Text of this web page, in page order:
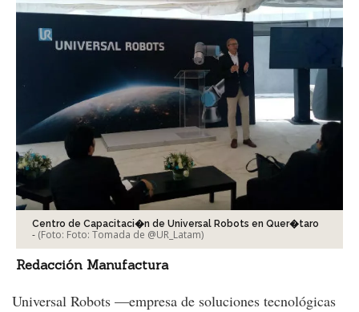
Centro de Capacitaci�n de Universal Robots en Quer�taro
- (Foto: Foto: Tomada de @UR_Latam)
Redacción Manufactura
Universal Robots —empresa de soluciones tecnológicas